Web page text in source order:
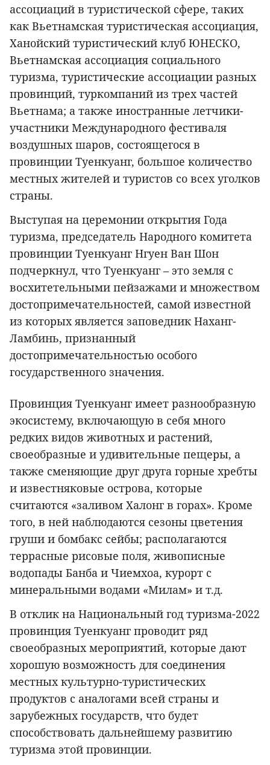
ассоциаций в туристической сфере, таких
как Вьетнамская туристическая ассоциация,
Ханойский туристический клуб ЮНЕСКО,
Вьетнамская ассоциация социального
туризма, туристические ассоциации разных
провинций, туркомпаний из трех частей
Вьетнама; а также иностранные летчики-
участники Международного фестиваля
воздушных шаров, состоящегося в
провинции Туенкуанг, большое количество
местных жителей и туристов со всех уголков
страны.
Выступая на церемонии открытия Года
туризма, председатель Народного комитета
провинции Туенкуанг Нгуен Ван Шон
подчеркнул, что Туенкуанг – это земля с
восхитетельными пейзажами и множеством
достопримечательностей, самой известной
из которых является заповедник Наханг-
Ламбинь, признанный
достопримечательностью особого
государственного значения.
Провинция Туенкуанг имеет разнообразную
экосистему, включающую в себя много
редких видов животных и растений,
своеобразные и удивительные пещеры, а
также сменяющие друг друга горные хребты
и известняковые острова, которые
считаются «заливом Халонг в горах». Кроме
того, в ней наблюдаются сезоны цветения
груши и бомбакс сейбы; располагаются
террасные рисовые поля, живописные
водопады Банба и Чиемхоа, курорт с
минеральными водами «Милам» и т.д.
В отклик на Национальный год туризма-2022
провинция Туенкуанг проводит ряд
своеобразных мероприятий, которые дают
хорошую возможность для соединения
местных культурно-туристических
продуктов с аналогами всей страны и
зарубежных государств, что будет
способствовать дальнейшему развитию
туризма этой провинции.